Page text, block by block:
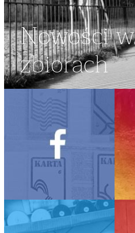
Nowości w
zbiorach